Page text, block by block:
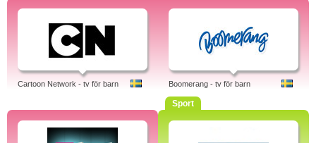
Cartoon Network - tv för barn Boomerang - tv för barn
Sport